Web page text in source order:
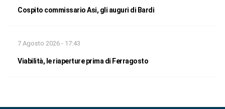
Cospito commissario Asi, gli auguri di Bardi
7 Agosto 2026 - 17:43
Viabilità, le riaperture prima di Ferragosto